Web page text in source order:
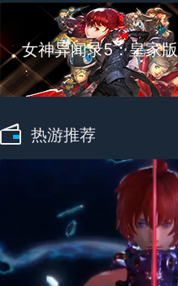
女神异闻录5：皇家版
热游推荐